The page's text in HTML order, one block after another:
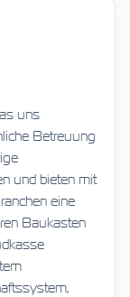
uns
Betreuung
und bieten mit
eine
Baukasten